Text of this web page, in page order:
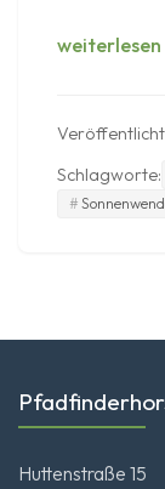
weiterlesen
Schlagworte:
Huttenstraße 15